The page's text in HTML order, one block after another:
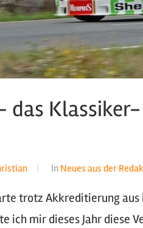
das
In Neues aus der
trotz Akkreditierung
ich mir dieses Jahr diese